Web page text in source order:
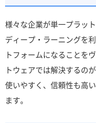
様々な企業が単一プラッ
ディープ・ラーニングを
トフォームになることを
トウェアでは解決するの
使いやすく、信頼性も高
ます。